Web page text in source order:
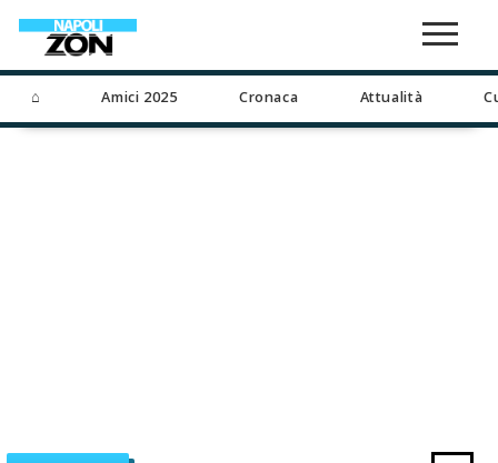
⌂ Amici 2025 Cronaca Attualità